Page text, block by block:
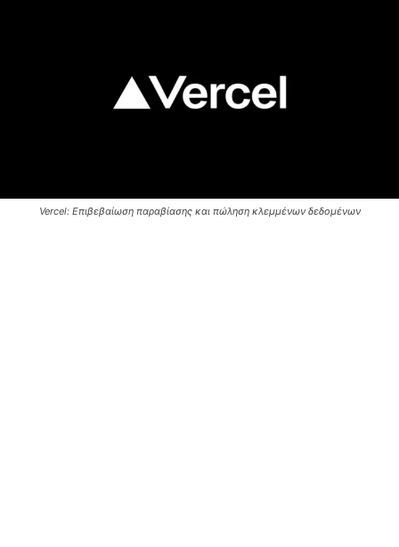
Vercel: Επιβεβαίωση παραβίασης και πώληση κλεμμένων δεδομένων